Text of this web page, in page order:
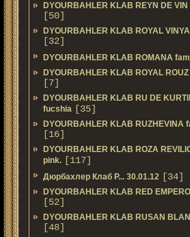
DYOURBAHLER KLAB REYN DE
[50]
DYOURBAHLER KLAB ROYAL
[32]
DYOURBAHLER KLAB ROMANA
DYOURBAHLER KLAB ROYAL
[7]
DYOURBAHLER KLAB RU DE
fucshia [35]
DYOURBAHLER KLAB RUZHEVINA
[16]
DYOURBAHLER KLAB ROZA
pink. [117]
Дюрбахлер Клаб Р... 30.01.12 [34]
DYOURBAHLER KLAB RED
[52]
DYOURBAHLER KLAB RUSAN
[48]